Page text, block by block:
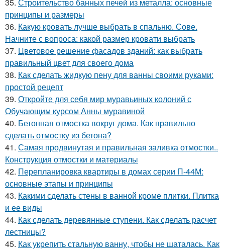
принципы и размеры
36. Какую кровать лучше выбрать в спальню. Сове.
Начните с вопроса: какой размер кровати выбрать
37. Цветовое решение фасадов зданий: как выбрать
правильный цвет для своего дома
38. Как сделать жидкую пену для ванны своими руками:
простой рецепт
39. Откройте для себя мир муравьиных колоний с
Обучающим курсом Анны муравиной
40. Бетонная отмостка вокруг дома. Как правильно
сделать отмостку из бетона?
41. Самая продвинутая и правильная заливка отмостки..
Конструкция отмостки и материалы
42. Перепланировка квартиры в домах серии П-44М:
основные этапы и принципы
43. Какими сделать стены в ванной кроме плитки. Плитка
и ее виды
44. Как сделать деревянные ступени. Как сделать расчет
лестницы?
45. Как укрепить стальную ванну, чтобы не шаталась. Как